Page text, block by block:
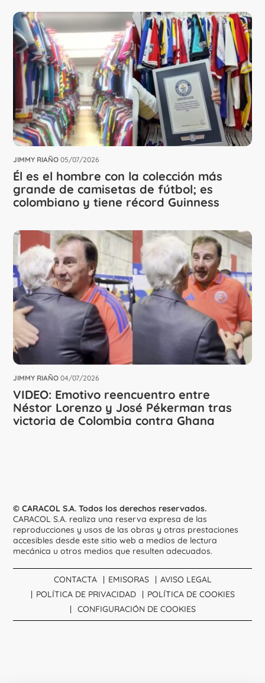
JIMMY RIAÑO 05/07/2026
Él es el hombre con la colección más
grande de camisetas de fútbol; es
colombiano y tiene récord Guinness
JIMMY RIAÑO 04/07/2026
VIDEO: Emotivo reencuentro entre
Néstor Lorenzo y José Pékerman tras
victoria de Colombia contra Ghana
© CARACOL S.A. Todos los derechos reservados.
CARACOL S.A. realiza una reserva expresa de las
reproducciones y usos de las obras y otras prestaciones
accesibles desde este sitio web a medios de lectura
mecánica u otros medios que resulten adecuados.
CONTACTA EMISORAS
AVISO LEGAL
POLÍTICA DE PRIVACIDAD
POLÍTICA DE COOKIES
CONFIGURACIÓN DE COOKIES